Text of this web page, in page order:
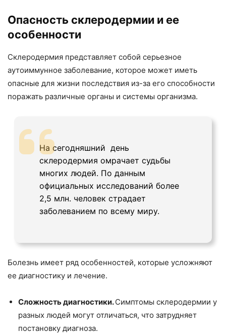
Опасность склеродермии и ее
особенности
Склеродермия представляет собой серьезное
аутоиммунное заболевание, которое может иметь
опасные для жизни последствия из-за его способности
поражать различные органы и системы организма.
На сегодняшний день
склеродермия омрачает судьбы
многих людей. По данным
официальных исследований более
2,5 млн. человек страдает
заболеванием по всему миру.
Болезнь имеет ряд особенностей, которые усложняют
ее диагностику и лечение.
Сложность диагностики.Симптомы склеродермии у
разных людей могут отличаться, что затрудняет
постановку диагноза.